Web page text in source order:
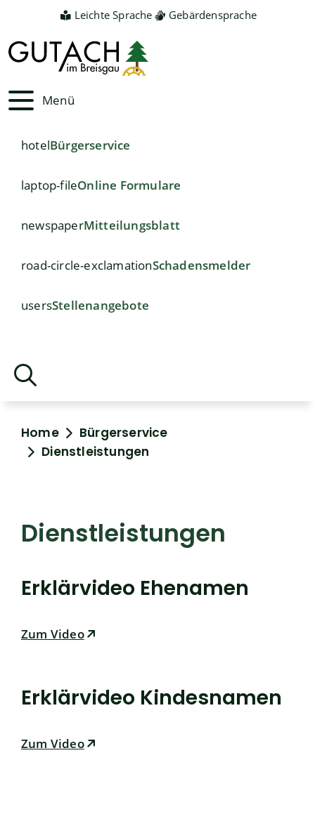
Leichte Sprache Gebärdensprache
Menü
hotelBürgerservice
laptop-fileOnline Formulare
newspaperMitteilungsblatt
road-circle-exclamationSchadensmelder
usersStellenangebote
Home
Bürgerservice
Dienstleistungen
Dienstleistungen
Erklärvideo Ehenamen
Zum Video
Erklärvideo Kindesnamen
Zum Video